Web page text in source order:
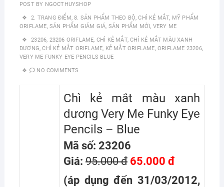
POST BY NGOCTHUYSHOP
2. TRANG ĐIỂM,8. SẢN PHẨM THEO BỘ,CHÌ KẺ MẮT, MỸ PHẨM
ORIFLAME, SẢN PHẨM GIẢM GIÁ, SẢN PHẨM MỚI, VERY ME
23206, 23206 ORIFLAME, CHÌ KẺ MẮT,CHÌ KẺ MẮT MÀU XANH
DƯƠNG,CHÌ KẺ MẮT ORIFLAME, KẺ MẮT ORIFLAME, ORIFLAME 23206,
VERY ME FUNKY EYE PENCILS BLUE
NO COMMENTS
Chì kẻ mắt màu xanh
dương Very Me Funky Eye
Pencils – Blue
Mã số: 23206
Giá: 95.000 đ65.000 đ
(áp dụng đến 31/03/2012,